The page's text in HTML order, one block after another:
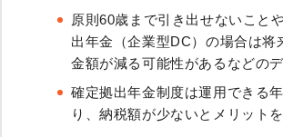
原則60歳まで引き出せないこと
出年金（企業型DC）の場合は将
金額が減る可能性があるなどの
確定拠出年金制度は運用できる
り、納税額が少ないとメリット